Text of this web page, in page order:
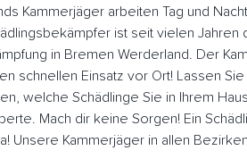
Kammerjäger arbeiten Tag und
ist seit vielen Jahren
in Bremen Werderland. Der
schnellen Einsatz vor Ort! Lassen
welche Schädlinge Sie in Ihrem
Mach dir keine Sorgen! Ein
Unsere Kammerjäger in allen